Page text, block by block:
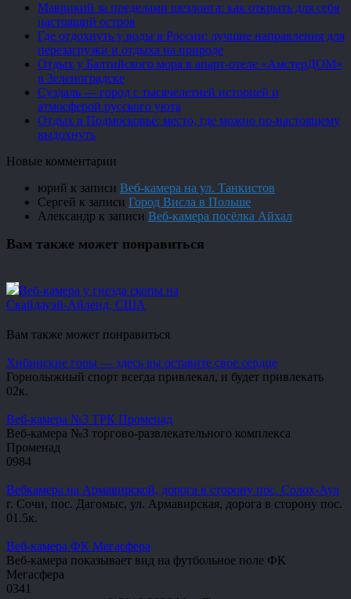
Маврикий за пределами шезлонга: как открыть для себя
настоящий остров
Где отдохнуть у воды в России: лучшие направления для
перезагрузки и отдыха на природе
Отдых у Балтийского моря в апарт-отеле «АмстерДОМ»
в Зеленоградске
Суздаль — город с тысячелетней историей и
атмосферой русского уюта
Отдых в Подмосковье: место, где можно по-настоящему
выдохнуть
Новые комментарии
юрий к записи Веб-камера на ул. Танкистов
Сергей к записи Город Висла в Польше
Александр к записи Веб-камера посёлка Айхал
Вам также может понравиться
Веб-камера у гнезда скопы на
Скайдауэй-Айленд, США
Вам также может понравиться
Хибинские горы — здесь вы оставите свое сердце
Горнолыжный спорт всегда привлекал, и будет привлекать
02к.
Веб-камера №3 ТРК Променад
Веб-камера №3 торгово-развлекательного комплекса
Променад
0984
Вебкамера на Армавирской, дорога в сторону пос. Солох-Аул
г. Сочи, пос. Дагомыс, ул. Армавирская, дорога в сторону пос.
01.5к.
Веб-камера ФК Мегасфера
Веб-камера показывает вид на футбольное поле ФК
Мегасфера
0341